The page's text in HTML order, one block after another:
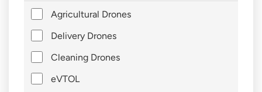
Agricultural Drones
Delivery Drones
Cleaning Drones
eVTOL